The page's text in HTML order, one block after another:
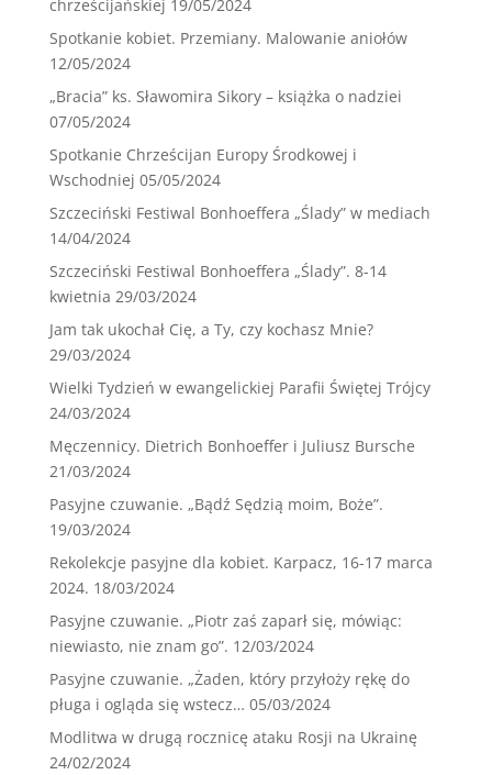
chrześcijańskiej 19/05/2024
Spotkanie kobiet. Przemiany. Malowanie aniołów
12/05/2024
„Bracia” ks. Sławomira Sikory – książka o nadziei
07/05/2024
Spotkanie Chrześcijan Europy Środkowej i
Wschodniej 05/05/2024
Szczeciński Festiwal Bonhoeffera „Ślady” w mediach
14/04/2024
Szczeciński Festiwal Bonhoeffera „Ślady”. 8-14
kwietnia 29/03/2024
Jam tak ukochał Cię, a Ty, czy kochasz Mnie?
29/03/2024
Wielki Tydzień w ewangelickiej Parafii Świętej Trójcy
24/03/2024
Męczennicy. Dietrich Bonhoeffer i Juliusz Bursche
21/03/2024
Pasyjne czuwanie. „Bądź Sędzią moim, Boże”.
19/03/2024
Rekolekcje pasyjne dla kobiet. Karpacz, 16-17 marca
2024. 18/03/2024
Pasyjne czuwanie. „Piotr zaś zaparł się, mówiąc:
niewiasto, nie znam go”. 12/03/2024
Pasyjne czuwanie. „Żaden, który przyłoży rękę do
pługa i ogląda się wstecz… 05/03/2024
Modlitwa w drugą rocznicę ataku Rosji na Ukrainę
24/02/2024